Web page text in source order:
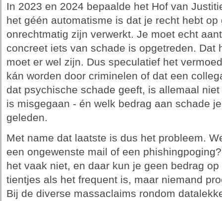
In 2023 en 2024 bepaalde het Hof van
het géén automatisme is dat je recht hebt
onrechtmatig zijn verwerkt. Je moet echt
concreet iets van schade is opgetreden. Dat
moet er wel zijn. Dus speculatief het
kán worden door criminelen of dat een
dat psychische schade geeft, is allemaal
is misgegaan - én welk bedrag aan schade
geleden.
Met name dat laatste is dus het probleem.
een ongewenste mail of een
het vaak niet, en daar kun je geen bedrag
tientjes als het frequent is, maar niemand
Bij de diverse massaclaims rondom